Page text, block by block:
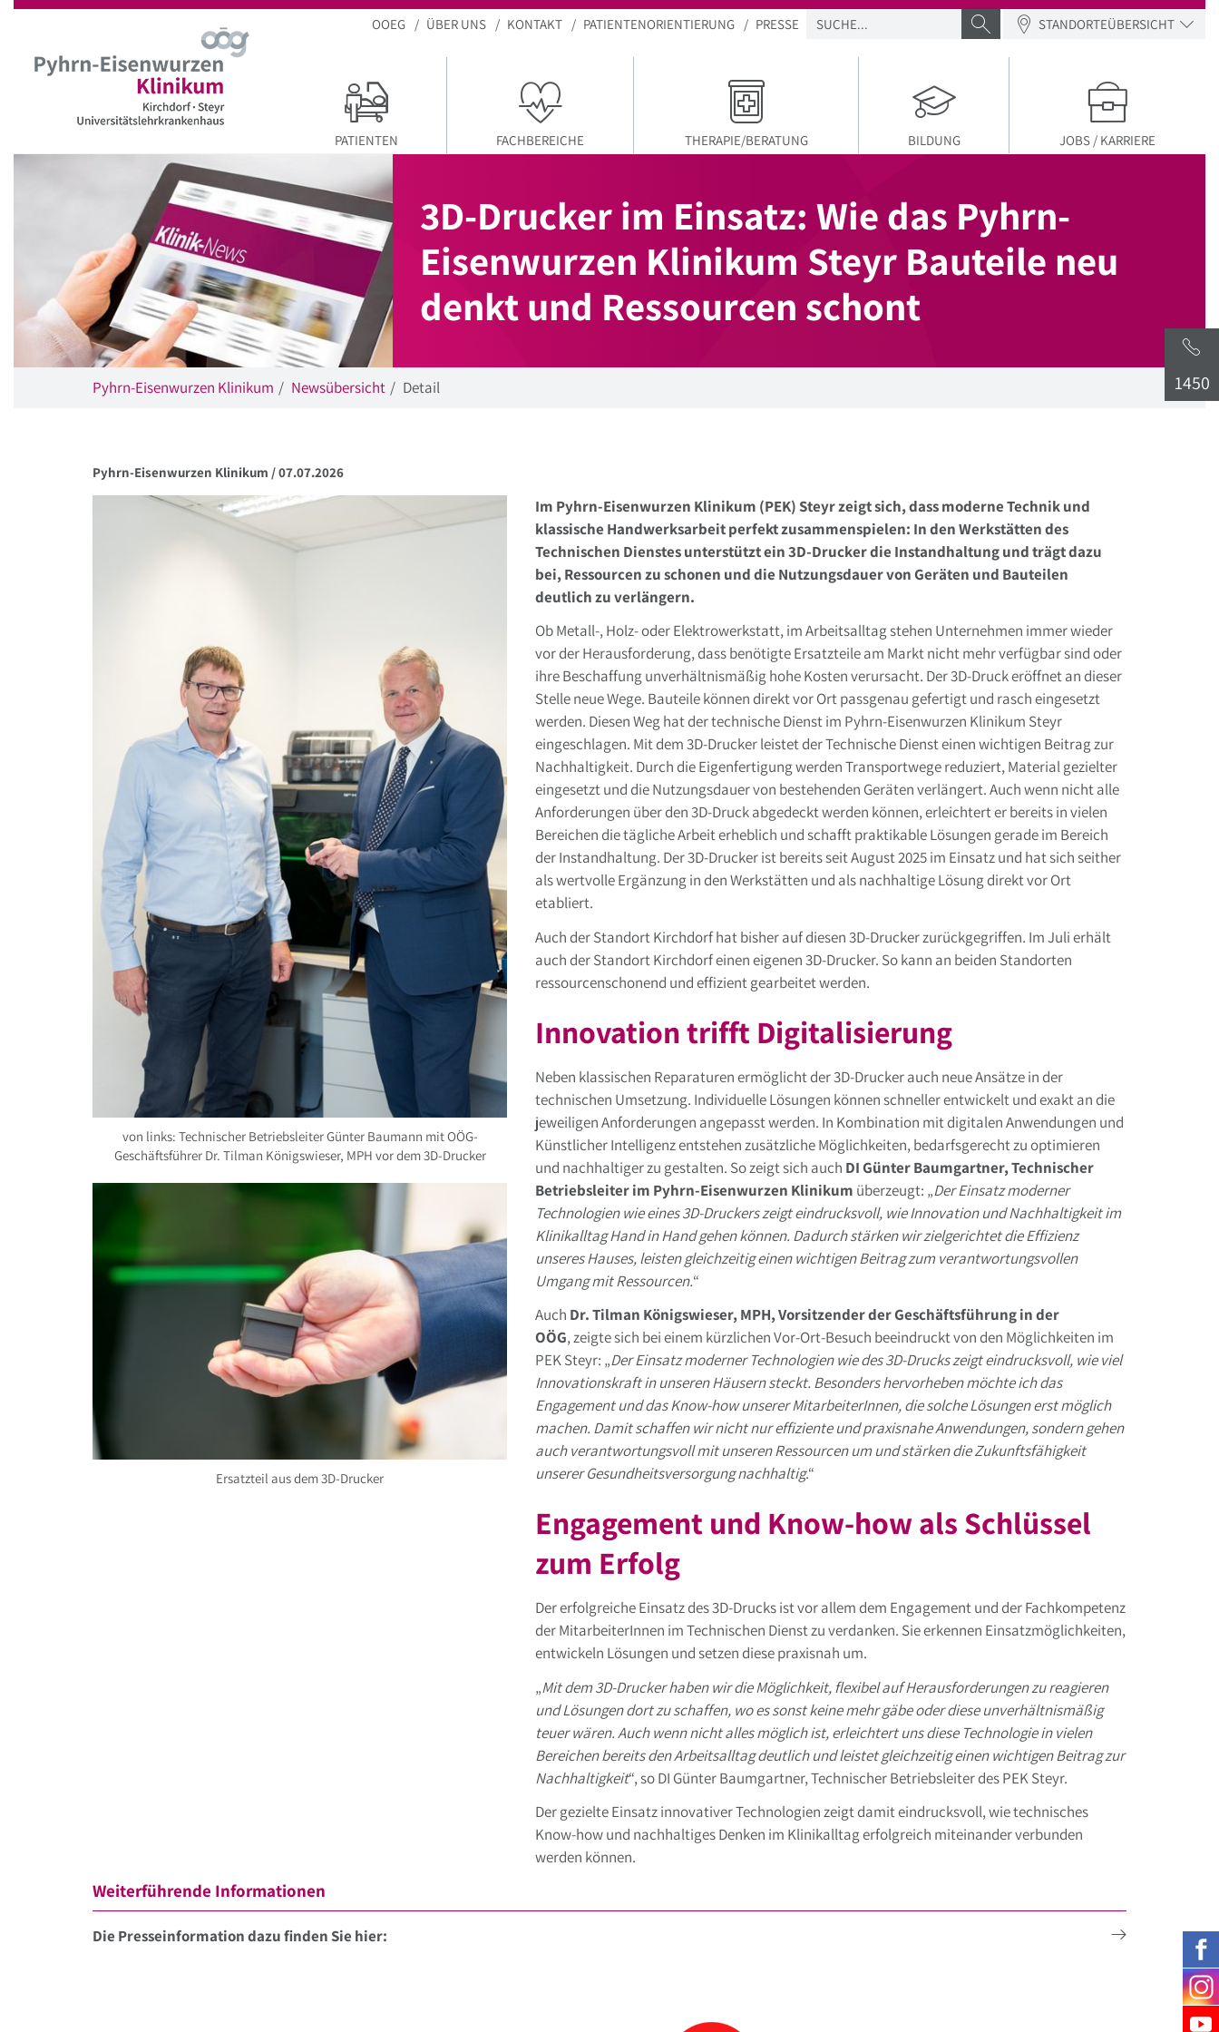
1450
OOEG ÜBER UNS KONTAKT PATIENTENORIENTIERUNG PRESSE SUCHE SUCHE ABSENDEN
STANDORTEÜBERSICHT
PATIENTEN FACHBEREICHE THERAPIE/BERATUNG BILDUNG JOBS / KARRIERE
3D-Drucker im Einsatz: Wie das Pyhrn-
Eisenwurzen Klinikum Steyr Bauteile neu
denkt und Ressourcen schont
Pyhrn-Eisenwurzen Klinikum Newsübersicht Detail
Pyhrn-Eisenwurzen Klinikum /07.07.2026
von links: Technischer Betriebsleiter Günter Baumann mit OÖG-
Geschäftsführer Dr. Tilman Königswieser, MPH vor dem 3D-Drucker
Ersatzteil aus dem 3D-Drucker
Im Pyhrn-Eisenwurzen Klinikum (PEK) Steyr zeigt sich, dass moderne Technik und
klassische Handwerksarbeit perfekt zusammenspielen: In den Werkstätten des
Technischen Dienstes unterstützt ein 3D-Drucker die Instandhaltung und trägt dazu
bei, Ressourcen zu schonen und die Nutzungsdauer von Geräten und Bauteilen
deutlich zu verlängern.
Ob Metall-, Holz- oder Elektrowerkstatt, im Arbeitsalltag stehen Unternehmen immer wieder
vor der Herausforderung, dass benötigte Ersatzteile am Markt nicht mehr verfügbar sind oder
ihre Beschaffung unverhältnismäßig hohe Kosten verursacht. Der 3D-Druck eröffnet an dieser
Stelle neue Wege. Bauteile können direkt vor Ort passgenau gefertigt und rasch eingesetzt
werden. Diesen Weg hat der technische Dienst im Pyhrn-Eisenwurzen Klinikum Steyr
eingeschlagen. Mit dem 3D-Drucker leistet der Technische Dienst einen wichtigen Beitrag zur
Nachhaltigkeit. Durch die Eigenfertigung werden Transportwege reduziert, Material gezielter
eingesetzt und die Nutzungsdauer von bestehenden Geräten verlängert. Auch wenn nicht alle
Anforderungen über den 3D-Druck abgedeckt werden können, erleichtert er bereits in vielen
Bereichen die tägliche Arbeit erheblich und schafft praktikable Lösungen gerade im Bereich
der Instandhaltung. Der 3D-Drucker ist bereits seit August 2025 im Einsatz und hat sich seither
als wertvolle Ergänzung in den Werkstätten und als nachhaltige Lösung direkt vor Ort
etabliert.
Auch der Standort Kirchdorf hat bisher auf diesen 3D-Drucker zurückgegriffen. Im Juli erhält
auch der Standort Kirchdorf einen eigenen 3D-Drucker. So kann an beiden Standorten
ressourcenschonend und effizient gearbeitet werden.
Innovation trifft Digitalisierung
Neben klassischen Reparaturen ermöglicht der 3D-Drucker auch neue Ansätze in der
technischen Umsetzung. Individuelle Lösungen können schneller entwickelt und exakt an die
jeweiligen Anforderungen angepasst werden. In Kombination mit digitalen Anwendungen und
Künstlicher Intelligenz entstehen zusätzliche Möglichkeiten, bedarfsgerecht zu optimieren
und nachhaltiger zu gestalten. So zeigt sich auch DI Günter Baumgartner, Technischer
Betriebsleiter im Pyhrn-Eisenwurzen Klinikum überzeugt: „Der Einsatz moderner
Technologien wie eines 3D-Druckers zeigt eindrucksvoll, wie Innovation und Nachhaltigkeit im
Klinikalltag Hand in Hand gehen können. Dadurch stärken wir zielgerichtet die Effizienz
unseres Hauses, leisten gleichzeitig einen wichtigen Beitrag zum verantwortungsvollen
Umgang mit Ressourcen.“
Auch Dr. Tilman Königswieser, MPH, Vorsitzender der Geschäftsführung in der
OÖG, zeigte sich bei einem kürzlichen Vor-Ort-Besuch beeindruckt von den Möglichkeiten im
PEK Steyr: „Der Einsatz moderner Technologien wie des 3D-Drucks zeigt eindrucksvoll, wie viel
Innovationskraft in unseren Häusern steckt. Besonders hervorheben möchte ich das
Engagement und das Know-how unserer MitarbeiterInnen, die solche Lösungen erst möglich
machen. Damit schaffen wir nicht nur effiziente und praxisnahe Anwendungen, sondern gehen
auch verantwortungsvoll mit unseren Ressourcen um und stärken die Zukunftsfähigkeit
unserer Gesundheitsversorgung nachhaltig.“
Engagement und Know-how als Schlüssel
zum Erfolg
Der erfolgreiche Einsatz des 3D-Drucks ist vor allem dem Engagement und der Fachkompetenz
der MitarbeiterInnen im Technischen Dienst zu verdanken. Sie erkennen Einsatzmöglichkeiten,
entwickeln Lösungen und setzen diese praxisnah um.
„Mit dem 3D-Drucker haben wir die Möglichkeit, flexibel auf Herausforderungen zu reagieren
und Lösungen dort zu schaffen, wo es sonst keine mehr gäbe oder diese unverhältnismäßig
teuer wären. Auch wenn nicht alles möglich ist, erleichtert uns diese Technologie in vielen
Bereichen bereits den Arbeitsalltag deutlich und leistet gleichzeitig einen wichtigen Beitrag zur
Nachhaltigkeit“, so DI Günter Baumgartner, Technischer Betriebsleiter des PEK Steyr.
Der gezielte Einsatz innovativer Technologien zeigt damit eindrucksvoll, wie technisches
Know-how und nachhaltiges Denken im Klinikalltag erfolgreich miteinander verbunden
werden können.
Weiterführende Informationen
Die Presseinformation dazu finden Sie hier: